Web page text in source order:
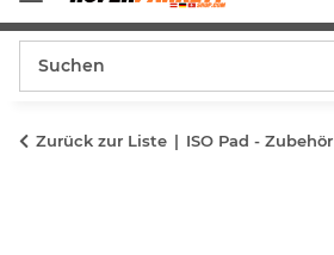
Zurück zur Liste ISO Pad - Zubehör